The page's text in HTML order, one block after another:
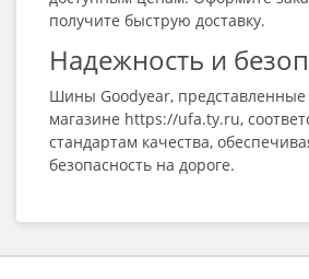
получите быструю доставку.
Надежность и
Шины Goodyear, представленные
магазине https://ufa.ty.ru,
стандартам качества,
безопасность на дороге.